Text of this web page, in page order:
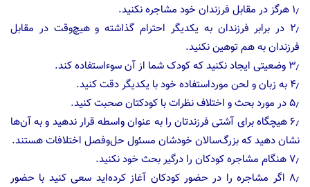
۱٫ هرگز در مقابل فرزندان خود مشاجره نکنید.
۲٫ در برابر فرزندان به یکدیگر احترام گذاشته و هیچ‌وقت در مقابل
فرزندان به هم توهین نکنید.
۳٫ وضعیتی ایجاد نکنید که کودک شما از آن سوءاستفاده کند.
۴٫ به زبان و لحن مورداستفاده خود با یکدیگر دقت کنید.
۵٫ در مورد بحث و اختلاف نظرات با کودکتان صحبت کنید.
۶٫ هیچگاه برای آشتی فرزندتان را به عنوان واسطه قرار ندهید و به آن‌ها
نشان دهید که بزرگ‌سالان خودشان مسئول حل‌وفصل اختلافات هستند.
۷٫ هنگام مشاجره کودکان را درگیر بحث خود نکنید.
۸٫ اگر مشاجره را در حضور کودکان آغاز کرده‌اید سعی کنید با حضور